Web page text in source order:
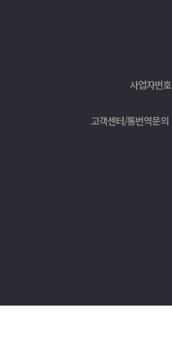
사업자번호
고객센터/통번역문의